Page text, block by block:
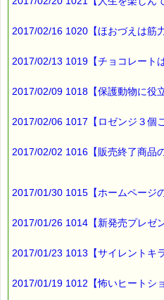
2017/02/16 1020【ほおづえは筋
2017/02/13 1019【チョコレート
2017/02/09 1018【保護動物に役
2017/02/06 1017【ロゼンジ３個
2017/02/02 1016【販売終了商品
2017/01/30 1015【ホームページ
2017/01/26 1014【新発売プレゼ
2017/01/23 1013【サイレントキラ
2017/01/19 1012【怖いヒートシ